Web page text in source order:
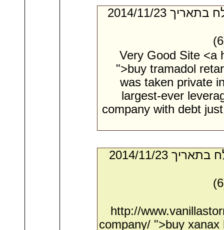
- מאת:‏ Everett*. ‏ נשלח בתאריך ‏23/‏11/‏2014
Very Good Site <a
">buy tramadol
was taken private
largest-ever
company with debt
- מאת:‏ Tyrone*. ‏ נשלח בתאריך ‏23/‏11/‏2014
http://
company/ ">buy